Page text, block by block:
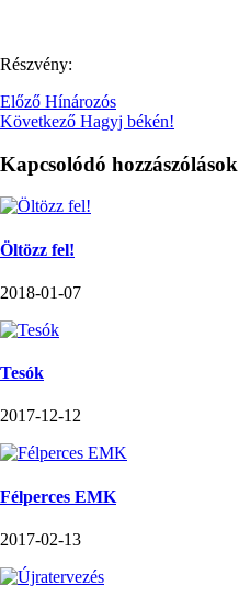
Részvény:
Előző Hínározós
Következő Hagyj békén!
Kapcsolódó hozzászólások
Öltözz fel!
2018-01-07
Tesók
2017-12-12
Félperces EMK
2017-02-13